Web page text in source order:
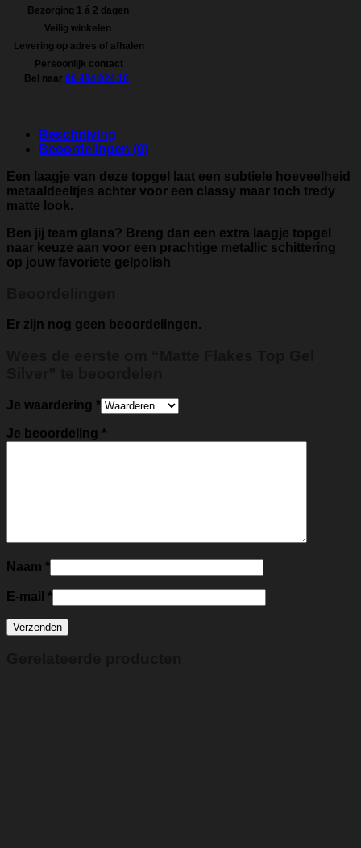
Bezorging 1 á 2 dagen
Veilig winkelen
Levering op adres of afhalen
Persoonlijk contact
Bel naar 06 484 024 18
Beschrijving
Beoordelingen (0)
Een laagje van deze topgel laat een subtiele hoeveelheid
metaaldeeltjes achter voor een classy maar toch tredy
matte look.
Ben jij team glans? Breng dan een extra laagje topgel
naar keuze aan voor een prachtige metallic schittering
op jouw favoriete gelpolish
Er zijn nog geen beoordelingen.
Je waardering *
Je beoordeling *
Naam *
E-mail *